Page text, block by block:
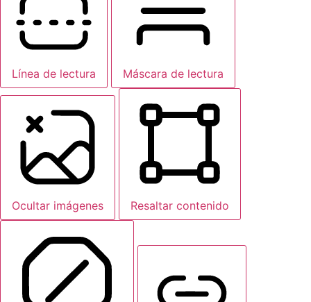
Línea de lectura Máscara de lectura
Ocultar imágenes Resaltar contenido